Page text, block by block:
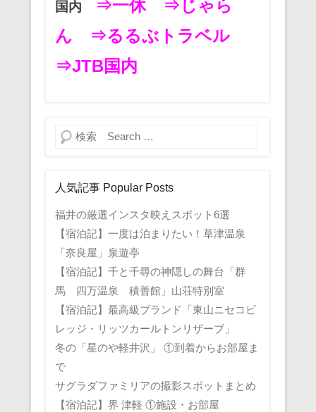
国内 ⇒一休
⇒じゃら
ん
⇒るるぶトラベル
⇒JTB国内
検索
人気記事 Popular Posts
福井の厳選インスタ映えスポット6選
【宿泊記】一度は泊まりたい！草津温泉
「奈良屋」泉遊亭
【宿泊記】千と千尋の神隠しの舞台「群
馬 四万温泉 積善館」山荘特別室
【宿泊記】最高級ブランド「東山ニセコビ
レッジ・リッツカールトンリザーブ」
冬の「星のや軽井沢」 ①到着からお部屋ま
で
サグラダファミリアの撮影スポットまとめ
【宿泊記】界 津軽 ①施設・お部屋